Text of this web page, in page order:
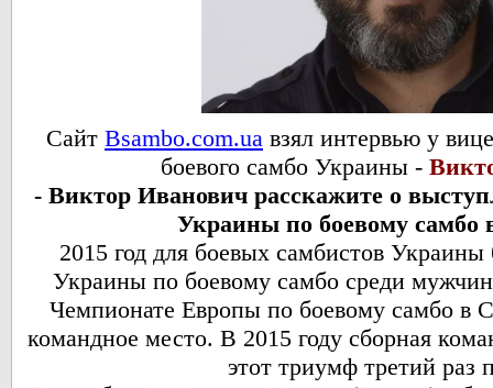
Сайт Bsambo.com.ua взял интервью у
боевого самбо Украины -
- Виктор Иванович расскажите о
Украины по боевому самбо
2015 год для боевых самбистов
Украины по боевому самбо среди
Чемпионате Европы по боевому самбо в
командное место. В 2015 году сборная
этот триумф третий раз